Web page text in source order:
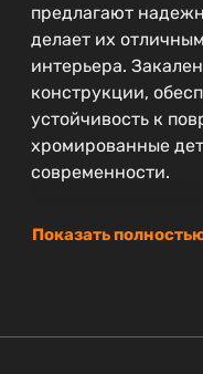
предлагают
делает их
интерьера.
конструкции,
устойчивость к
хромированные
современности.
Показать